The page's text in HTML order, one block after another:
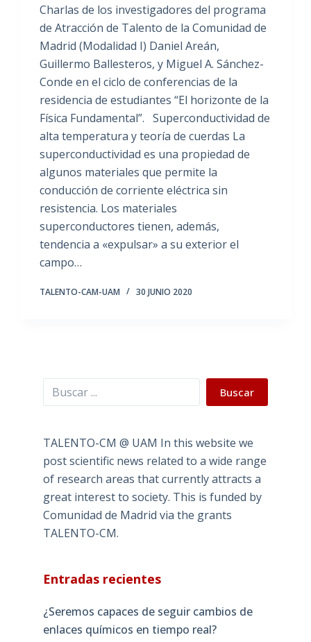
Charlas de los investigadores del programa
de Atracción de Talento de la Comunidad de
Madrid (Modalidad I) Daniel Areán,
Guillermo Ballesteros, y Miguel A. Sánchez-
Conde en el ciclo de conferencias de la
residencia de estudiantes “El horizonte de la
Física Fundamental”. Superconductividad de
alta temperatura y teoría de cuerdas La
superconductividad es una propiedad de
algunos materiales que permite la
conducción de corriente eléctrica sin
resistencia. Los materiales
superconductores tienen, además,
tendencia a «expulsar» a su exterior el
campo…
TALENTO-CAM-UAM 30 JUNIO 2020
Buscar Buscar
TALENTO-CM @ UAM In this website we
post scientific news related to a wide range
of research areas that currently attracts a
great interest to society. This is funded by
Comunidad de Madrid via the grants
TALENTO-CM.
Entradas recientes
¿Seremos capaces de seguir cambios de
enlaces químicos en tiempo real?